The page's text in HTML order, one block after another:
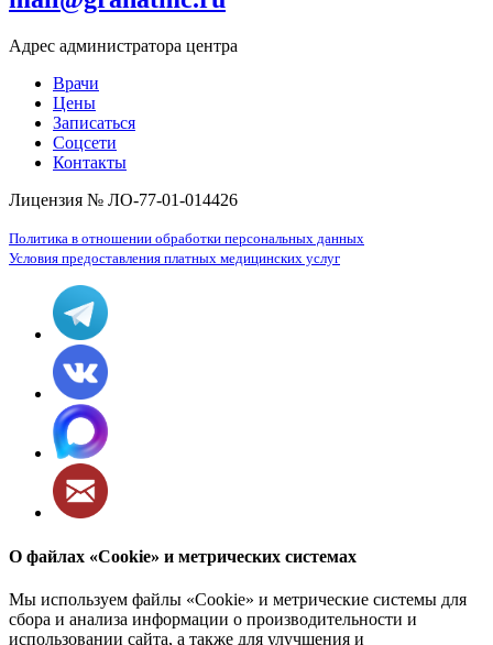
Адрес администратора центра
Врачи
Цены
Записаться
Соцсети
Контакты
Лицензия № ЛО-77-01-014426
Политика в отношении обработки персональных данных
Условия предоставления платных медицинских услуг
О файлах «Cookie» и метрических системах
Мы используем файлы «Cookie» и метрические системы для
сбора и анализа информации о производительности и
использовании сайта, а также для улучшения и